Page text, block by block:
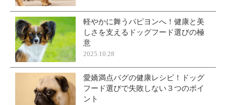
軽やかに舞うパピヨンへ！健康と美
しさを支えるドッグフード選びの極
意
2025.10.28
愛嬌満点パグの健康レシピ！ドッグ
フード選びで失敗しない３つのポイ
ント